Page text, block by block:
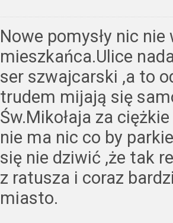
Nowe pomysły nic
mieszkańca.Ulice
ser szwajcarski ,a to
trudem mijają się
Św.Mikołaja za
nie ma nic co by
się nie dziwić ,że tak
z ratusza i coraz
miasto.